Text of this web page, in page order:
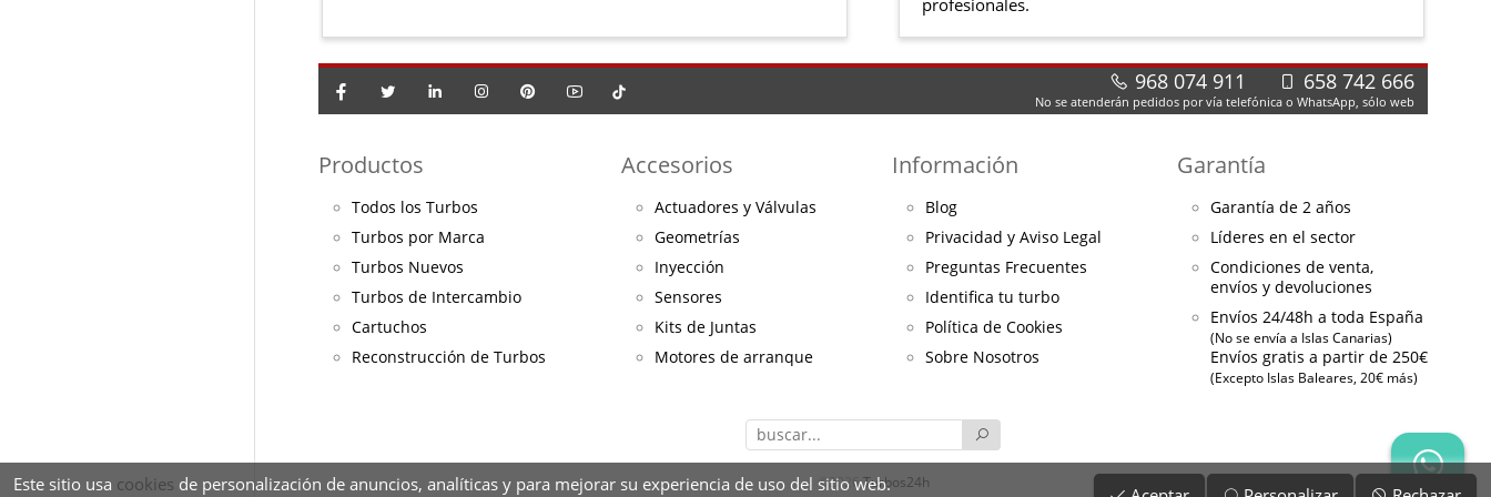
968 074 911 658 742 666
No se atenderán pedidos por vía telefónica o WhatsApp, sólo web
Productos
Todos los Turbos
Turbos por Marca
Turbos Nuevos
Turbos de Intercambio
Cartuchos
Reconstrucción de Turbos
Accesorios
Actuadores y Válvulas
Geometrías
Inyección
Sensores
Kits de Juntas
Motores de arranque
Información
Blog
Privacidad y Aviso Legal
Preguntas Frecuentes
Identifica tu turbo
Política de Cookies
Sobre Nosotros
Garantía
Garantía de 2 años
Líderes en el sector
Condiciones de venta,
envíos y devoluciones
Envíos 24/48h a toda España
(No se envía a Islas Canarias)
Envíos gratis a partir de 250€
(Excepto Islas Baleares, 20€ más)
©2026Turbos24h
Este sitio usa cookies de personalización de anuncios, analíticas y para mejorar su experiencia de uso del sitio web.